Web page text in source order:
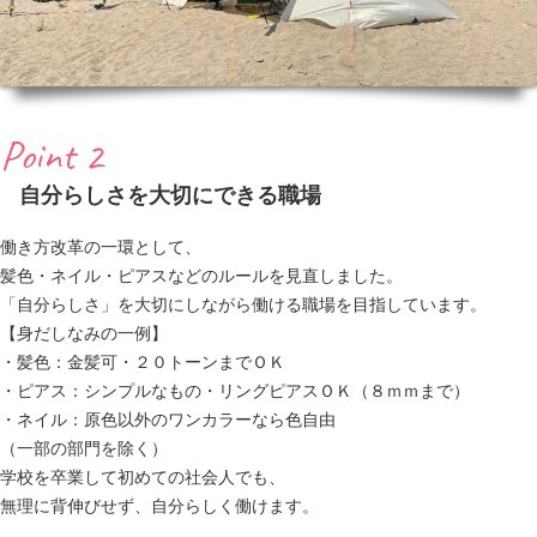
Point 2
自分らしさを大切にできる職場
働き方改革の一環として、
髪色・ネイル・ピアスなどのルールを見直しました。
「自分らしさ」を大切にしながら働ける職場を目指しています。
【身だしなみの一例】
・髪色：金髪可・２０トーンまでＯＫ
・ピアス：シンプルなもの・リングピアスＯＫ（８ｍｍまで）
・ネイル：原色以外のワンカラーなら色自由
（一部の部門を除く）
学校を卒業して初めての社会人でも、
無理に背伸びせず、自分らしく働けます。